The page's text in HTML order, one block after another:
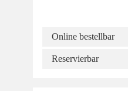
Online bestellbar
Reservierbar